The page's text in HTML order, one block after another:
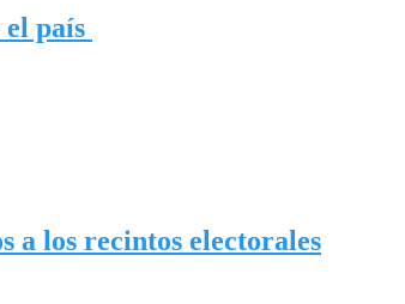
país
a los recintos electorales